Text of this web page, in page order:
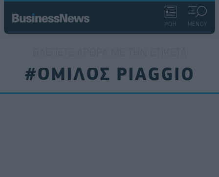
ΡΟΗ ΜΕΝΟΥ
#ΟΜΙΛΟΣ PIAGGIO